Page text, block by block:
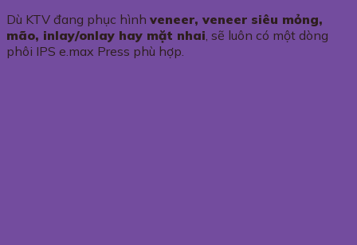
Dù KTV đang phục hình veneer, veneer siêu mỏng,
mão, inlay/onlay hay mặt nhai, sẽ luôn có một dòng
phôi IPS e.max Press phù hợp.